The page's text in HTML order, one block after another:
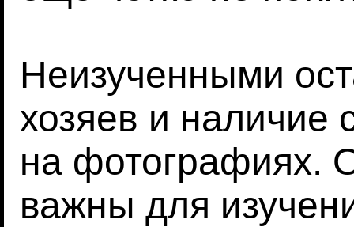
Неизученными
хозяев и наличие
на фотографиях.
важны для